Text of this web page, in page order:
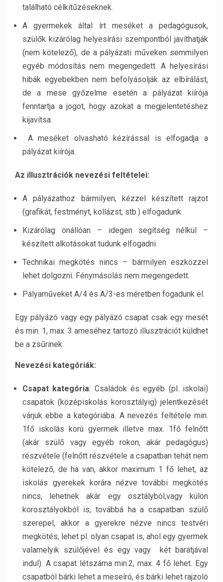
található célkitűzéseknek.
A gyermekek által írt meséket a pedagógusok,
szülők kizárólag helyesírási szempontból javíthatják
(nem kötelező), de a pályázati műveken semmilyen
egyéb módosítás nem megengedett. A helyesírási
hibák egyebekben nem befolyásolják az elbírálást,
de a mese győzelme esetén a pályázat kiírója
fenntartja a jogot, hogy azokat a megjelentetéshez
kijavítsa.
A meséket olvasható kézírással is elfogadja a
pályázat kiírója.
Az illusztrációk nevezési feltételei:
A pályázathoz bármilyen, kézzel készített rajzot
(grafikát, festményt, kollázst, stb.) elfogadunk.
Kizárólag önállóan – idegen segítség nélkül –
készített alkotásokat tudunk elfogadni.
Technikai megkötés nincs – bármilyen eszközzel
lehet dolgozni. Fénymásolás nem megengedett.
Pályaműveket A/4 és A/3-es méretben fogadunk el.
Egy pályázó vagy egy pályázó csapat csak egy mesét
és min. 1, max. 3 ameséhez tartozó illusztrációt küldhet
be a zsűrinek.
Nevezési kategóriák:
Csapat kategória: Családok és egyéb (pl. iskolai)
csapatok (középiskolás korosztályig) jelentkezését
várjuk ebbe a kategóriába. A nevezés feltétele min.
1fő iskolás korú gyermek illetve max. 1fő felnőtt
(akár szülő vagy egyéb rokon, akár pedagógus)
részvétele (felnőtt részvétele a csapatban tehát nem
kötelező, de ha van, akkor maximum 1 fő lehet, az
iskolás gyerekek korára nézve további megkötés
nincs, lehetnek akár egy osztályból,vagy külön
korosztályokból is, továbbá ha a csapatban szülő
szerepel, akkor a gyerekre nézve nincs testvéri
megkötés, lehet pl. olyan csapat is, ahol egy gyermek
valamelyik szülőjével és egy vagy két barátjával
indul). A csapat létszáma min.2, max. 4 fő lehet. Egy
csapatból bárki lehet a meseíró, és bárki lehet rajzoló